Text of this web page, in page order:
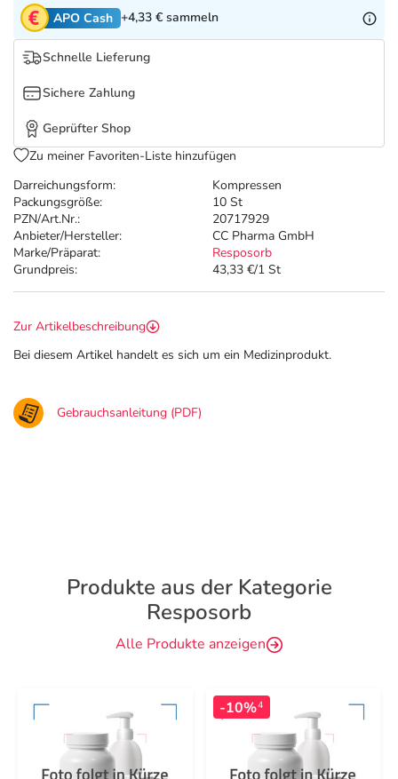
Tierapotheke
Vitamine & Mineralstoffe
Marken
Salus Deals
Darreichungsform:
Kompressen
Packungsgröße:
10 St
PZN/Art.Nr.:
20717929
Anbieter/Hersteller:
CC Pharma GmbH
Marke/Präparat:
Resposorb
Grundpreis:
43,33 €/1 St
APO Cash +4,33 € sammeln
Schnelle Lieferung
Sichere Zahlung
Geprüfter Shop
Zu meiner Favoriten-Liste hinzufügen
Zur Artikelbeschreibung
Bei diesem Artikel handelt es sich um ein Medizinprodukt.
Gebrauchsanleitung (PDF)
Produkte aus der Kategorie
Resposorb
Alle Produkte anzeigen
-10%4